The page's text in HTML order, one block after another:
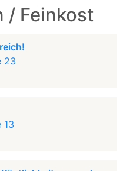
/ Feinkost
23
13